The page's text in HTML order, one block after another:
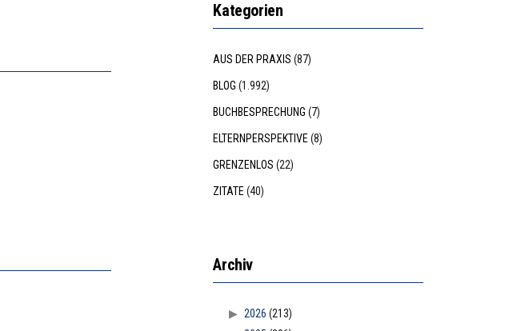
Kategorien
AUS DER PRAXIS (87)
BLOG (1.992)
BUCHBESPRECHUNG (7)
ELTERNPERSPEKTIVE(8)
GRENZENLOS (22)
ZITATE(40)
Archiv
2026 (213)